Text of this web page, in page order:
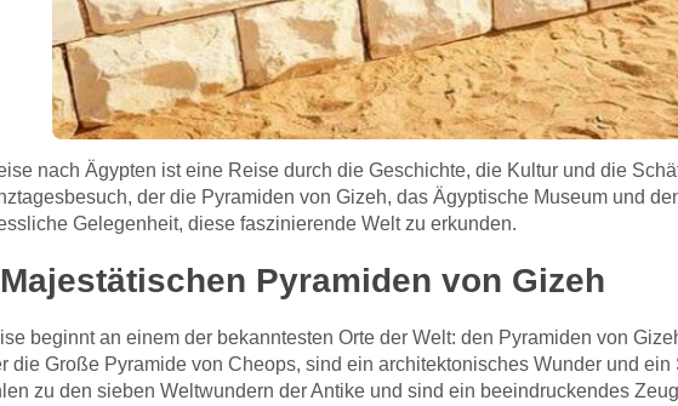
nach Ägypten ist eine Reise durch die Geschichte, die Kultur und die
der die Pyramiden von Gizeh, das Ägyptische Museum und
Gelegenheit, diese faszinierende Welt zu erkunden.
Pyramiden von Gizeh
beginnt an einem der bekanntesten Orte der Welt: den Pyramiden von
die Große Pyramide von Cheops, sind ein architektonisches Wunder und
zu den sieben Weltwundern der Antike und sind ein beeindruckendes